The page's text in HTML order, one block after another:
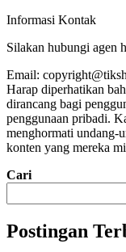
Informasi Kontak
Silakan hubungi agen
Email:
Harap diperhatikan
dirancang bagi
penggunaan pribadi.
menghormati undang-
konten yang mereka
Cari
Postingan